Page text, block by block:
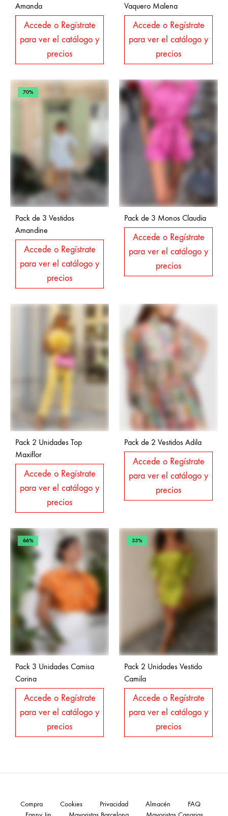
Amanda
Accede o Regístrate
para ver el catálogo y
precios
Vaquero Malena
Accede o Regístrate
para ver el catálogo y
precios
70%
Pack de 3 Vestidos
Amandine
Accede o Regístrate
para ver el catálogo y
precios
Pack de 3 Monos Claudia
Accede o Regístrate
para ver el catálogo y
precios
Pack 2 Unidades Top
Maxiflor
Accede o Regístrate
para ver el catálogo y
precios
Pack de 2 Vestidos Adila
Accede o Regístrate
para ver el catálogo y
precios
66%
Pack 3 Unidades Camisa
Corina
Accede o Regístrate
para ver el catálogo y
precios
33%
Pack 2 Unidades Vestido
Camila
Accede o Regístrate
para ver el catálogo y
precios
Compra Cookies Privacidad Almacén
FAQ